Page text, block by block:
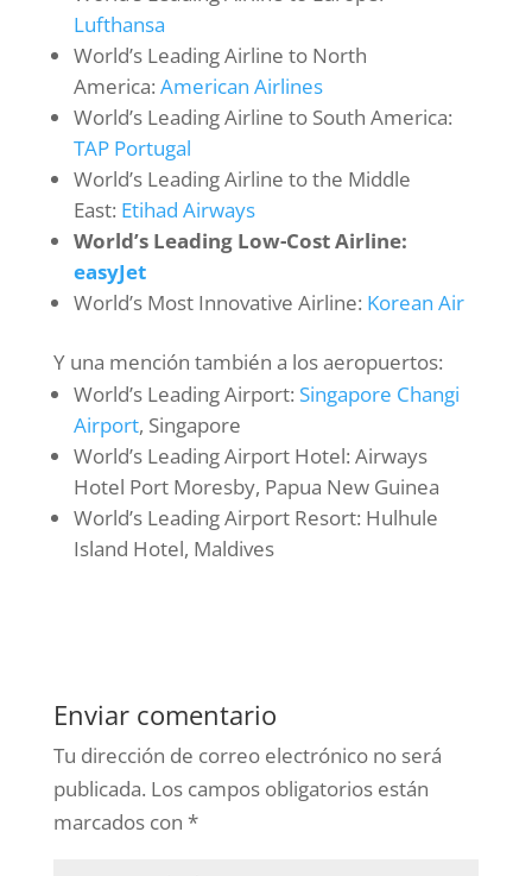
Lufthansa
World’s Leading Airline to North
America: American Airlines
World’s Leading Airline to South America:
TAP Portugal
World’s Leading Airline to the Middle
East: Etihad Airways
World’s Leading Low-Cost Airline:
easyJet
World’s Most Innovative Airline: Korean Air
Y una mención también a los aeropuertos:
World’s Leading Airport: Singapore Changi
Airport, Singapore
World’s Leading Airport Hotel: Airways
Hotel Port Moresby, Papua New Guinea
World’s Leading Airport Resort: Hulhule
Island Hotel, Maldives
Enviar comentario
Tu dirección de correo electrónico no será
publicada. Los campos obligatorios están
marcados con *